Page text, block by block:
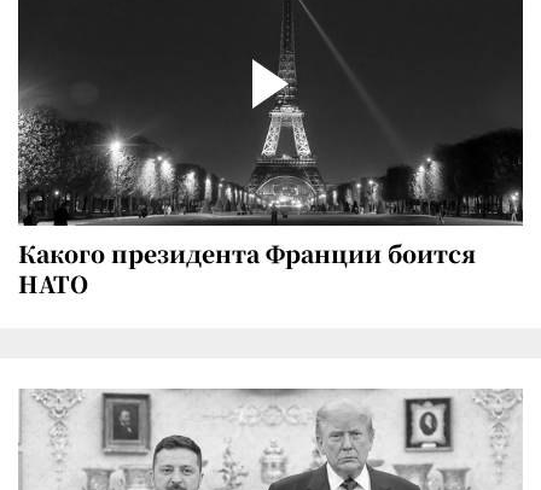
Какого президента Франции боится
НАТО